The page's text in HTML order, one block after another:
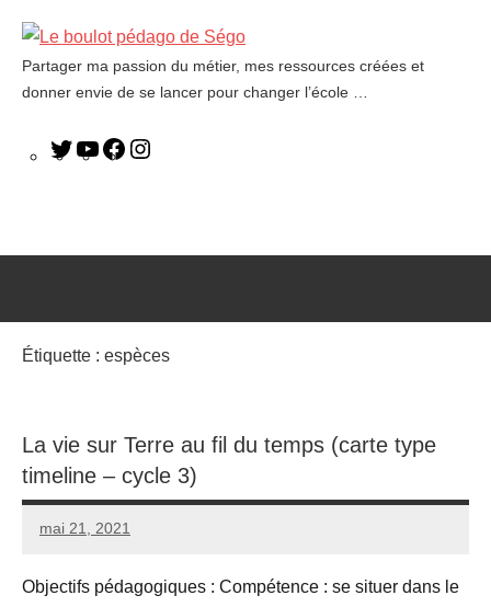
Le
boulot
Partager ma passion du métier, mes ressources créées et
donner envie de se lancer pour changer l’école …
Étiquette : espèces
La vie sur Terre au fil du temps (carte type
timeline – cycle 3)
mai 21, 2021
Seg0_La_Vraie
4
Objectifs pédagogiques : Compétence : se situer dans le